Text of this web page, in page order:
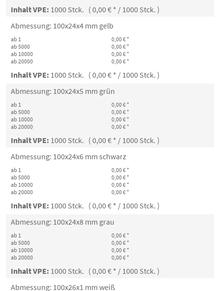
Inhalt VPE: 1000 Stck. ( 0,00 € * / 1000 Stck. )
Abmessung: 100x24x4 mm gelb
ab 1
0,00 € *
ab 5000
0,00 € *
ab 10000
0,00 € *
ab 20000
0,00 € *
Inhalt VPE: 1000 Stck. ( 0,00 € * / 1000 Stck. )
Abmessung: 100x24x5 mm grün
ab 1
0,00 € *
ab 5000
0,00 € *
ab 10000
0,00 € *
ab 20000
0,00 € *
Inhalt VPE: 1000 Stck. ( 0,00 € * / 1000 Stck. )
Abmessung: 100x24x6 mm schwarz
ab 1
0,00 € *
ab 5000
0,00 € *
ab 10000
0,00 € *
ab 20000
0,00 € *
Inhalt VPE: 1000 Stck. ( 0,00 € * / 1000 Stck. )
Abmessung: 100x24x8 mm grau
ab 1
0,00 € *
ab 5000
0,00 € *
ab 10000
0,00 € *
ab 20000
0,00 € *
Inhalt VPE: 1000 Stck. ( 0,00 € * / 1000 Stck. )
Abmessung: 100x26x1 mm weiß